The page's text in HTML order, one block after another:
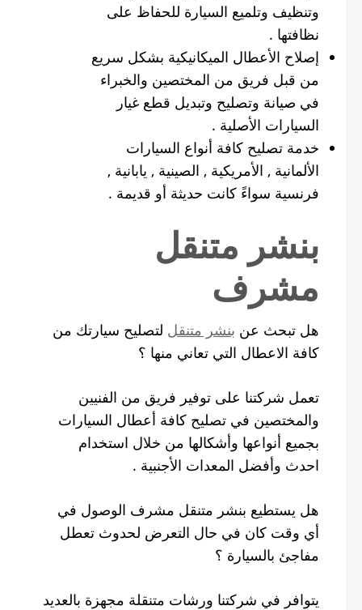
وتنظيف وتلميع السيارة للحفاظ على
نظافتها .
إصلاح الأعطال الميكانيكية بشكل سريع
من قبل فريق من المختصين والخبراء
في صيانة وتصليح وتبديل قطع غيار
السيارات الأصلية .
خدمة تصليح كافة أنواع السيارات
الألمانية , الأمريكية , الصينية , يابانية ,
فرنسية سواءً كانت حديثة أو قديمة .
بنشر متنقل
مشرف
هل تبحث عن بنشر متنقل لتصليح سيارتك من
كافة الاعطال التي تعاني منها ؟
تعمل شركتنا على توفير فريق من الفنيين
والمختصين في تصليح كافة أعطال السيارات
بجميع أنواعها وأشكالها من خلال استخدام
احدث وأفضل المعدات الأجنبية .
هل يستطيع بنشر متنقل مشرف الوصول في
أي وقت كان في حال التعرض لحدوث تعطل
مفاجئ بالسيارة ؟
يتوافر في شركتنا ورشات متنقلة مجهزة بالعديد